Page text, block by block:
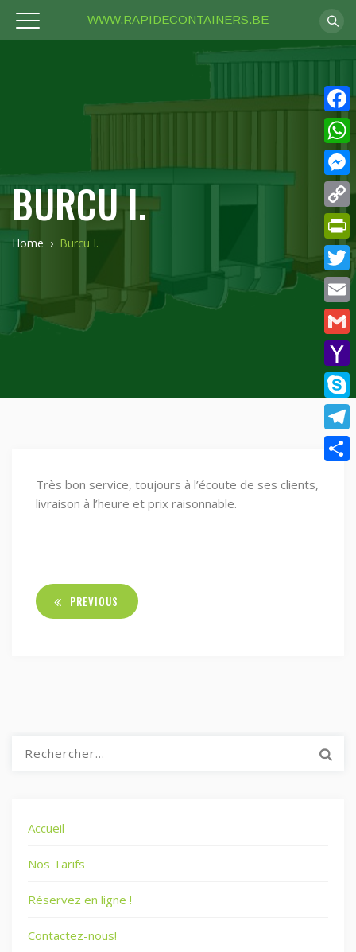
WWW.RAPIDECONTAINERS.BE
BURCU I.
Home › Burcu I.
Très bon service, toujours à l’écoute de ses clients,
livraison à l’heure et prix raisonnable.
PREVIOUS
Accueil
Nos Tarifs
Réservez en ligne !
Contactez-nous!
Copy
Link
Email
Gmail
Mail
Skype